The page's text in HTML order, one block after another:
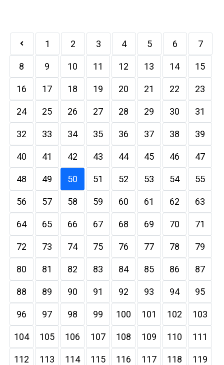
1 2 3 4 5 6 7
8 9 10 11 12 13 14 15
16 17 18 19 20 21 22 23
24 25 26 27 28 29 30 31
32 33 34 35 36 37 38 39
40 41 42 43 44 45 46 47
48 49 50 51 52 53 54 55
56 57 58 59 60 61 62 63
64 65 66 67 68 69 70 71
72 73 74 75 76 77 78 79
80 81 82 83 84 85 86 87
88 89 90 91 92 93 94 95
96 97 98 99 100 101 102 103
104 105 106 107 108 109 110 111
112 113 114 115 116 117 118 119